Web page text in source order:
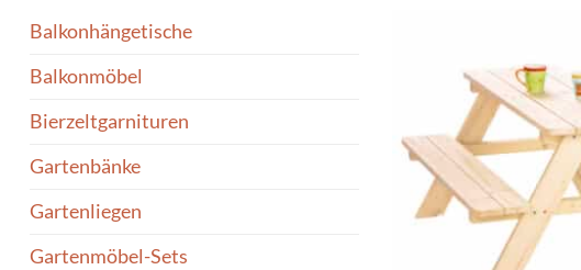
Balkonhängetische
Balkonmöbel
Bierzeltgarnituren
Gartenbänke
Gartenliegen
Gartenmöbel-Sets